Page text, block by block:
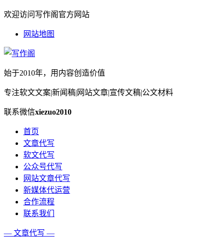
欢迎访问写作阁官方网站
网站地图
始于2010年，用内容创造价值
专注软文文案|新闻稿|网站文章|宣传文稿|公文材料
联系微信xiezuo2010
首页
文章代写
软文代写
公众号代写
网站文章代写
新媒体代运营
合作流程
联系我们
— 文章代写 —